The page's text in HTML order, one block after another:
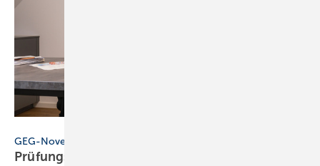
GEG-Novelle
Prüfungs­pflicht für Heizungs­anlagen in